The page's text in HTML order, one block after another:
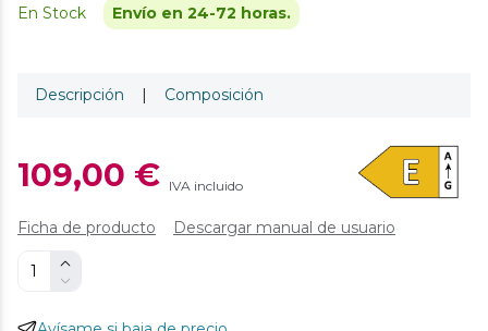
En Stock Envío en 24-72 horas.
Descripción | Composición
109,00 € IVA incluido
Ficha de producto Descargar manual de usuario